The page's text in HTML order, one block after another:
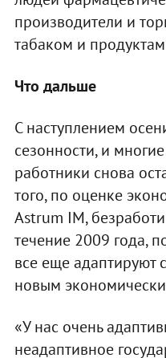
производители и
табаком и
Что дальше
С наступлением
сезонности, и
работники снова
того, по оценке
Astrum IM,
течение 2009 года,
все еще адаптируют
новым
«У нас очень
неадаптивное